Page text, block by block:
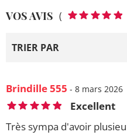
VOS AVIS (
TRIER PAR
Brindille 555 - 8 mars 2026
Excellent
Très sympa d'avoir